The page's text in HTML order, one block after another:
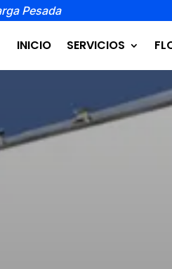
Pesada
INICIO SERVICIOS